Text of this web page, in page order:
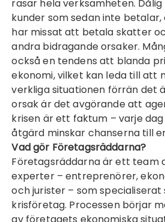
rasar hela verksamheten.
kunder som sedan inte
har missat att betala skatter
andra bidragande orsaker.
också en tendens att blanda
ekonomi, vilket kan leda till att
verkliga situationen förrän det
orsak är det avgörande att
krisen är ett faktum – varje
åtgärd minskar chanserna till
Vad gör Företagsräddarna?
Företagsräddarna är ett team
experter – entreprenörer,
och jurister – som
krisföretag. Processen börjar